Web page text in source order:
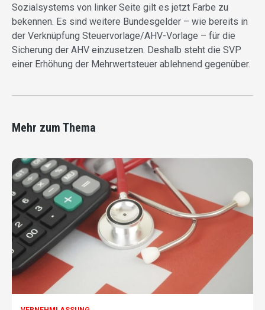
Sozialsystems von linker Seite gilt es jetzt Farbe zu
bekennen. Es sind weitere Bundesgelder – wie bereits in
der Verknüpfung Steuervorlage/AHV-Vorlage – für die
Sicherung der AHV einzusetzen. Deshalb steht die SVP
einer Erhöhung der Mehrwertsteuer ablehnend gegenüber.
Mehr zum Thema